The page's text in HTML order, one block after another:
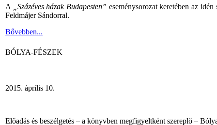
A
„Százéves házak Budapesten” eseménysorozat keretében az
Feldmájer Sándorral.
Bővebben...
BÓLYA-FÉSZEK
2015. április 10.
Előadás és beszélgetés – a könyvben megfigyeltként szereplő –